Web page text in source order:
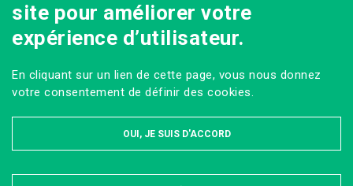
PÔLE IMAGE
PRESSE
Sur les réseaux
site pour améliorer votre
expérience d’utilisateur.
En cliquant sur un lien de cette page, vous nous donnez
votre consentement de définir des cookies.
OUI, JE SUIS D'ACCORD